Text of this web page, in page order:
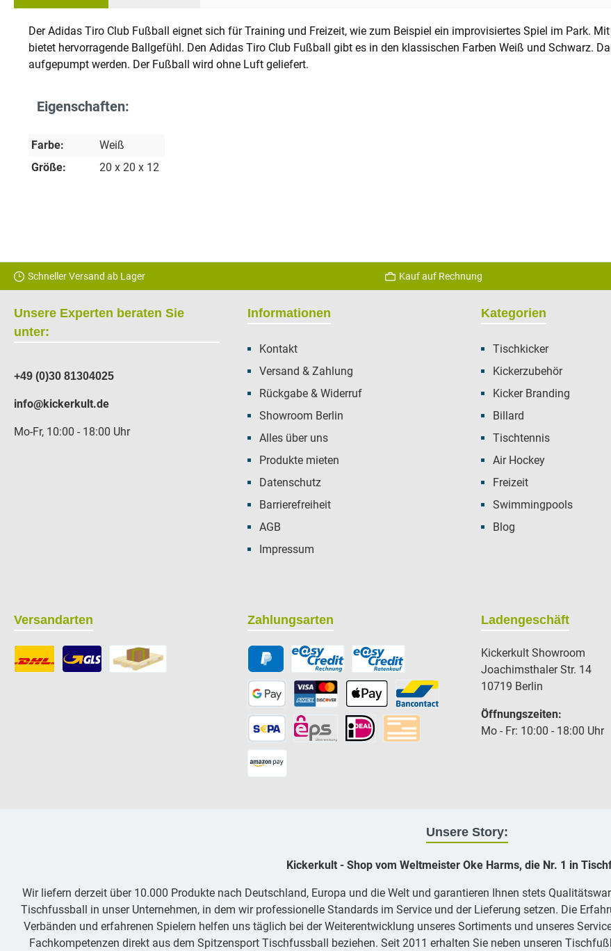
Der Adidas Tiro Club Fußball eignet sich für Training und Freizeit, wie zum Beispiel ein improvisiertes Spiel im Park.
bietet hervorragende Ballgefühl. Den Adidas Tiro Club Fußball gibt es in den klassischen Farben Weiß und Schwarz.
aufgepumpt werden. Der Fußball wird ohne Luft geliefert.
Eigenschaften:
Farbe:
Weiß
Größe:
20 x 20 x 12
Schneller Versand ab Lager Kauf auf Rechnung
Unsere Experten beraten Sie
unter:
+49 (0)30 81304025
info@kickerkult.de
Mo-Fr, 10:00 - 18:00 Uhr
Informationen
Kontakt
Versand & Zahlung
Rückgabe & Widerruf
Showroom Berlin
Alles über uns
Produkte mieten
Datenschutz
Barrierefreiheit
AGB
Impressum
Kategorien
Tischkicker
Kickerzubehör
Kicker Branding
Billard
Tischtennis
Air Hockey
Freizeit
Swimmingpools
Blog
Versandarten Zahlungsarten Ladengeschäft
Kickerkult Showroom
Joachimsthaler Str. 14
10719 Berlin
Öffnungszeiten:
Mo - Fr: 10:00 - 18:00 Uhr
Unsere Story:
Kickerkult - Shop vom Weltmeister Oke Harms, die Nr. 1 in
Wir liefern derzeit über 10.000 Produkte nach Deutschland, Europa und die Welt und garantieren Ihnen stets
Tischfussball in unser Unternehmen, in dem wir professionelle Standards im Service und der Lieferung setzen. Die
Verbänden und erfahrenen Spielern helfen uns täglich bei der Weiterentwicklung unseres Sortiments und unseres
Fachkompetenzen direkt aus dem Spitzensport Tischfussball beziehen. Seit 2011 erhalten Sie neben unseren